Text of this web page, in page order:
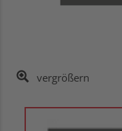
vergrößern